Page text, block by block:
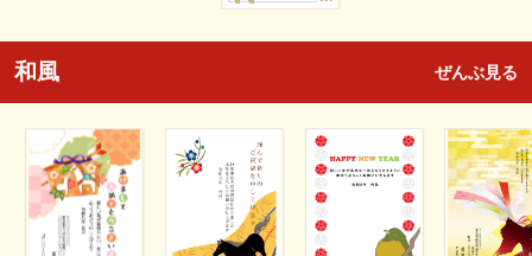
和風 ぜんぶ見る